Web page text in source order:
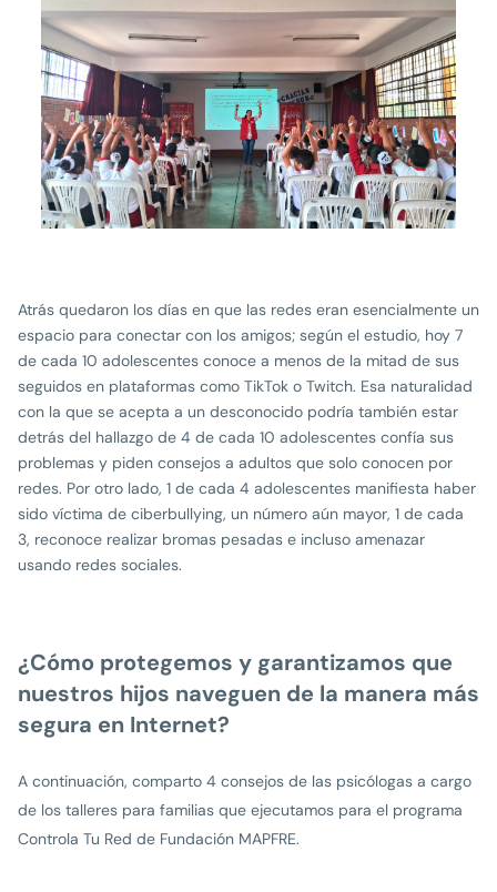
Atrás quedaron los días en que las redes eran esencialmente un
espacio para conectar con los amigos; según el estudio, hoy 7
de cada 10 adolescentes conoce a menos de la mitad de sus
seguidos en plataformas como TikTok o Twitch. Esa naturalidad
con la que se acepta a un desconocido podría también estar
detrás del hallazgo de 4 de cada 10 adolescentes confía sus
problemas y piden consejos a adultos que solo conocen por
redes. Por otro lado, 1 de cada 4 adolescentes manifiesta haber
sido víctima de ciberbullying, un número aún mayor, 1 de cada
3, reconoce realizar bromas pesadas e incluso amenazar
usando redes sociales.
¿Cómo protegemos y garantizamos que
nuestros hijos naveguen de la manera más
segura en Internet?
A continuación, comparto 4 consejos de las psicólogas a cargo
de los talleres para familias que ejecutamos para el programa
Controla Tu Red de Fundación MAPFRE.